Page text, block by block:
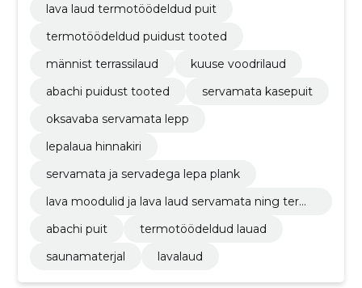
lava laud termotöödeldud puit
termotöödeldud puidust tooted
männist terrassilaud
kuuse voodrilaud
abachi puidust tooted
servamata kasepuit
oksavaba servamata lepp
lepalaua hinnakiri
servamata ja servadega lepa plank
lava moodulid ja lava laud servamata ning term
abachi puit
termotöödeldud lauad
saunamaterjal
lavalaud